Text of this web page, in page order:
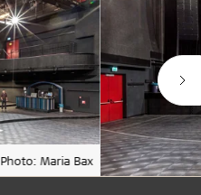
Photo: Maria Bax